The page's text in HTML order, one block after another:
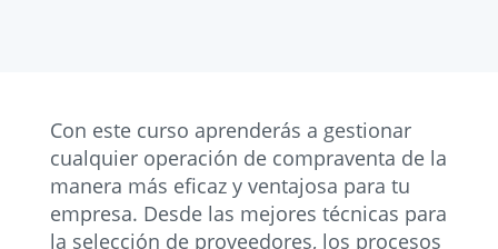
Con este curso aprenderás a gestionar
cualquier operación de compraventa de la
manera más eficaz y ventajosa para tu
empresa. Desde las mejores técnicas para
la selección de proveedores, los procesos